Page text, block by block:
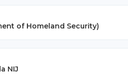
of Homeland Security)
NIJ